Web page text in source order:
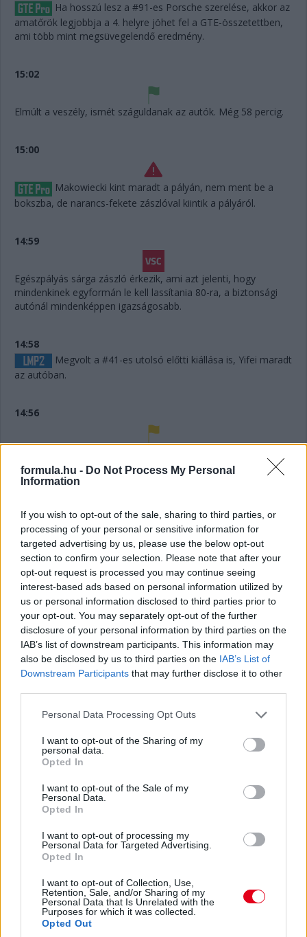
formula.hu - Do Not Process My Personal
Information
If you wish to opt-out of the sale, sharing to third parties, or
processing of your personal or sensitive information for
targeted advertising by us, please use the below opt-out
section to confirm your selection. Please note that after your
opt-out request is processed you may continue seeing
interest-based ads based on personal information utilized by
us or personal information disclosed to third parties prior to
your opt-out. You may separately opt-out of the further
disclosure of your personal information by third parties on the
IAB’s list of downstream participants. This information may
also be disclosed by us to third parties on the IAB’s List of
Downstream Participants that may further disclose it to other
Please note that this website/app uses one or more Google
not limited to your visit or usage behaviour. You may click to
grant or deny consent to Google and its third-party tags to
use your data for below specified purposes in below Google
consent section.
Personal Data Processing Opt Outs
I want to opt-out of the Sharing of my
personal data.
Opted In
I want to opt-out of the Sale of my
Personal Data.
Opted In
I want to opt-out of processing my
Personal Data for Targeted Advertising.
Opted In
I want to opt-out of Collection, Use,
Retention, Sale, and/or Sharing of my
Personal Data that Is Unrelated with the
Purposes for which it was collected.
Opted Out
Ha hosszú lesz a #91-es Porsche szerelése, akkor az
amatőrök legjobbja a 4. helyre jöhet fel a GTE-összetettben,
ami több mint megsüvegelendő eredmény.
15:02
Elmúlt a veszély, ismét száguldanak az autók. Még 58 percig.
15:00
Makowiecki kint maradt a pályán, nem ment be a
bokszba, de narancs-fekete zászlóval kiintik a pályáról.
14:59
Egészpályás sárga zászló érkezik, ami azt jelenti, hogy
mindenkinek egyformán le kell lassítania 80-ra, a biztonsági
autónál mindenképpen igazságosabb.
14:58
Megvolt a #41-es utolsó előtti kiállása is, Yifei maradt
az autóban.
14:56
sikánon, és elhagyta a diffúzorát! Aztán újabb darabok esnek
le az autóról, aminek elment a fékje a kritikus pillanatban a
14:53
A hátsó gumikat le tudták ugyan cserélni, de megint
ugrálni kellett az autón, mert az emelő, az bizony továbbra
sem működik rendesen.
14:53
Hajjajj... A #31-es kerékcserén. Vajon most sima
lesz?
A PR1 Mathiasen azóta sem jött ki, hivatalosan nem
estek ki, de semmi jele nincs annak, hogy ez az autó még
megmozdulna. Maradtak 45-en.
Akárhogy számolom, a két WRT-nek még két-két
kiállása lesz, hacsak nem jön egy hosszabb megszakítás,
lassú zóna, safety car, vagy ilyesmi.